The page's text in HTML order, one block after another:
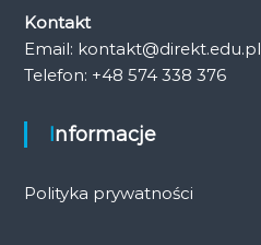
Kontakt
Email: kontakt@direkt.edu.pl
Telefon: +48 574 338 376
Informacje
Polityka prywatności